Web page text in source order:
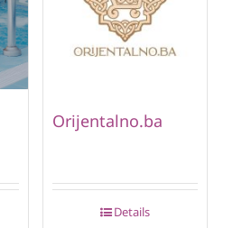
Orijentalno.ba
Details